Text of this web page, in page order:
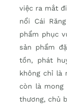
việc ra mắt
nổi Cái
phẩm phục
sản phẩm
tồn, phát
không chỉ là
còn là mong
thương, chủ